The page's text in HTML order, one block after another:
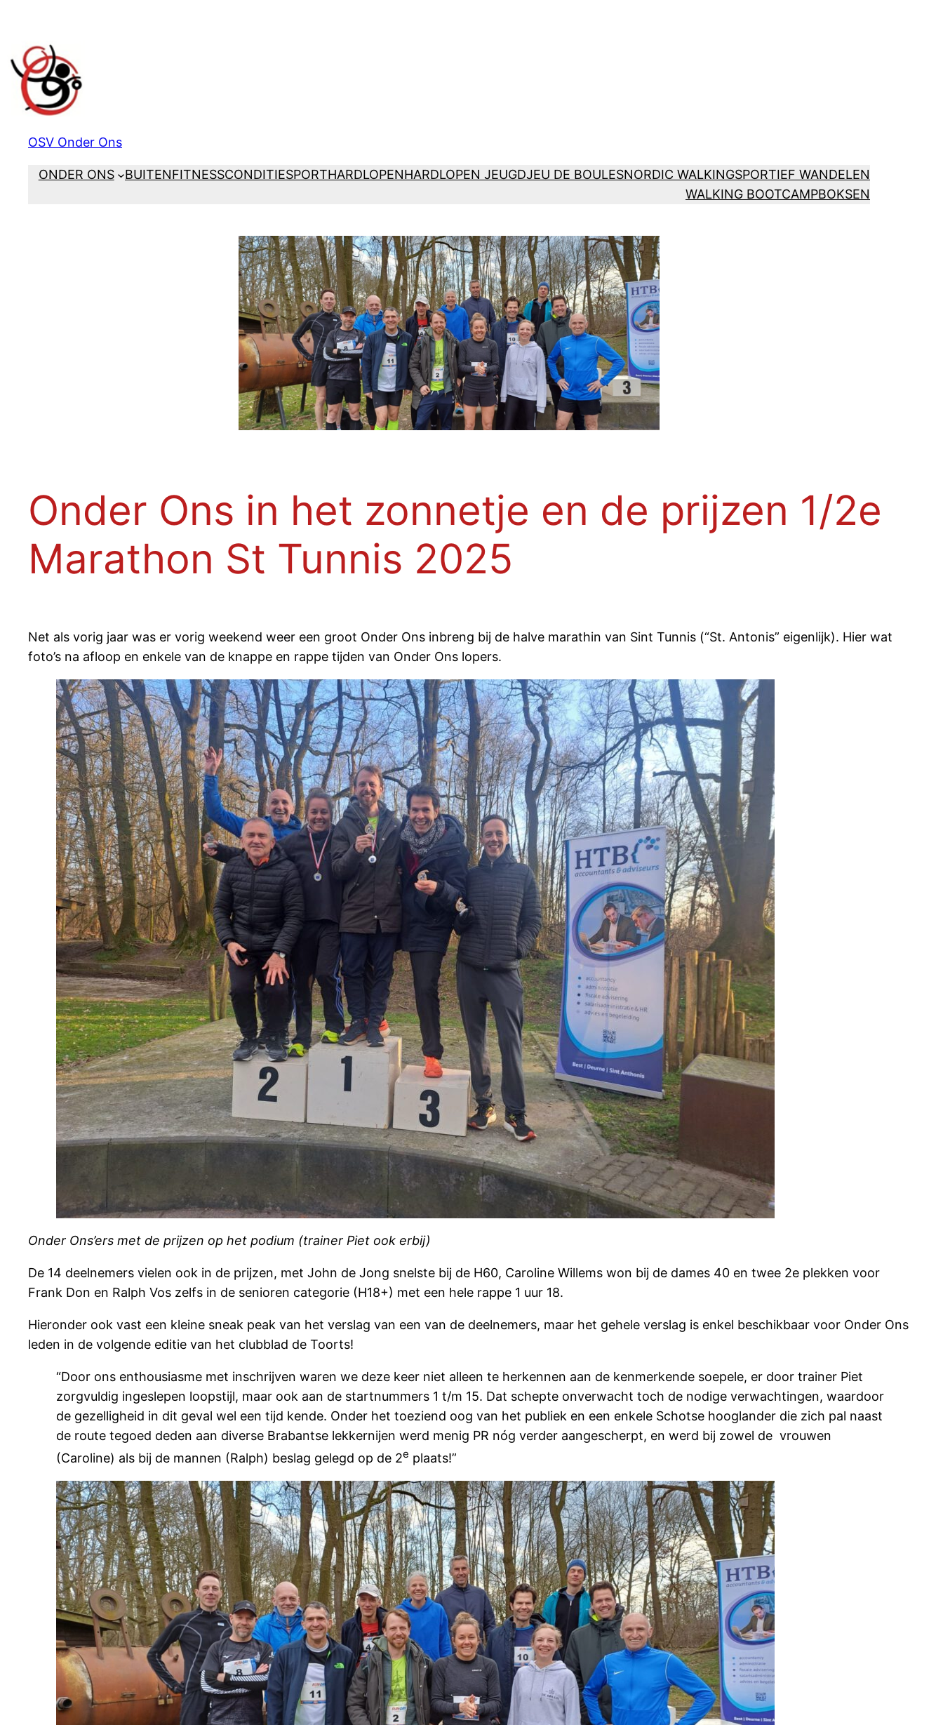
inhoud
OSV Onder Ons
ONDER ONS BUITENFITNESSCONDITIESPORTHARDLOPENHARDLOPEN JEUGDJEU DE BOULESNORDIC WALKINGSPORTIEF WANDELEN
WALKING BOOTCAMPBOKSEN
Onder Ons in het zonnetje en de prijzen 1/2e
Marathon St Tunnis 2025
Net als vorig jaar was er vorig weekend weer een groot Onder Ons inbreng bij de halve marathin van Sint Tunnis (“St. Antonis” eigenlijk). Hier wat
foto’s na afloop en enkele van de knappe en rappe tijden van Onder Ons lopers.
Onder Ons’ers met de prijzen op het podium (trainer Piet ook erbij)
De 14 deelnemers vielen ook in de prijzen, met John de Jong snelste bij de H60, Caroline Willems won bij de dames 40 en twee 2e plekken voor
Frank Don en Ralph Vos zelfs in de senioren categorie (H18+) met een hele rappe 1 uur 18.
Hieronder ook vast een kleine sneak peak van het verslag van een van de deelnemers, maar het gehele verslag is enkel beschikbaar voor Onder Ons
leden in de volgende editie van het clubblad de Toorts!
“Door ons enthousiasme met inschrijven waren we deze keer niet alleen te herkennen aan de kenmerkende soepele, er door trainer Piet
zorgvuldig ingeslepen loopstijl, maar ook aan de startnummers 1 t/m 15. Dat schepte onverwacht toch de nodige verwachtingen, waardoor
de gezelligheid in dit geval wel een tijd kende. Onder het toeziend oog van het publiek en een enkele Schotse hooglander die zich pal naast
de route tegoed deden aan diverse Brabantse lekkernijen werd menig PR nóg verder aangescherpt, en werd bij zowel de vrouwen
(Caroline) als bij de mannen (Ralph) beslag gelegd op de 2e plaats!”